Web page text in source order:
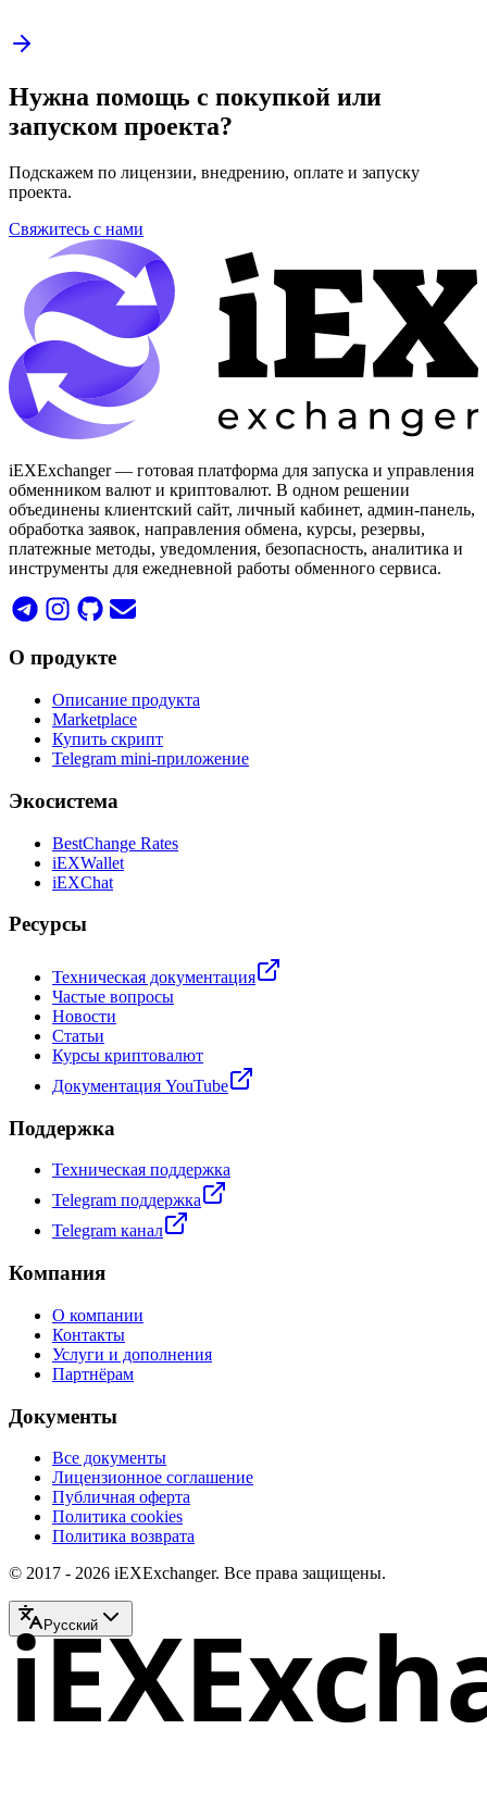
Нужна помощь с покупкой или
запуском проекта?
Подскажем по лицензии, внедрению, оплате и запуску
проекта.
Свяжитесь с нами
iEXExchanger — готовая платформа для запуска и управления
обменником валют и криптовалют. В одном решении
объединены клиентский сайт, личный кабинет, админ-панель,
обработка заявок, направления обмена, курсы, резервы,
платежные методы, уведомления, безопасность, аналитика и
инструменты для ежедневной работы обменного сервиса.
О продукте
Описание продукта
Marketplace
Купить скрипт
Telegram mini-приложение
Экосистема
BestChange Rates
iEXWallet
iEXChat
Ресурсы
Техническая документация
Частые вопросы
Новости
Статьи
Курсы криптовалют
Документация YouTube
Поддержка
Техническая поддержка
Telegram поддержка
Telegram канал
Компания
О компании
Контакты
Услуги и дополнения
Партнёрам
Документы
Все документы
Лицензионное соглашение
Публичная оферта
Политика cookies
Политика возврата
© 2017 - 2026 iEXExchanger. Все права защищены.
Русский